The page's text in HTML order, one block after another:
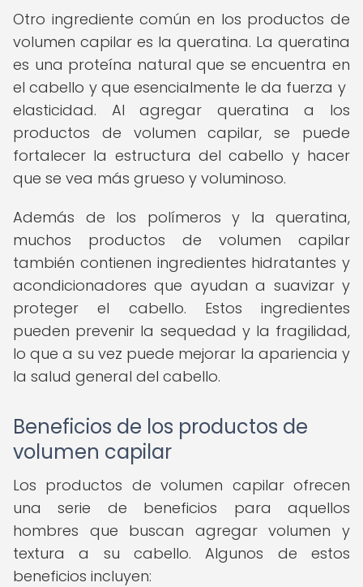
Otro ingrediente común en los productos de
volumen capilar es la queratina. La queratina
es una proteína natural que se encuentra en
el cabello y que esencialmente le da fuerza y ​​
elasticidad. Al agregar queratina a los
productos de volumen capilar, se puede
fortalecer la estructura del cabello y hacer
que se vea más grueso y voluminoso.
Además de los polímeros y la queratina,
muchos productos de volumen capilar
también contienen ingredientes hidratantes y
acondicionadores que ayudan a suavizar y
proteger el cabello. Estos ingredientes
pueden prevenir la sequedad y la fragilidad,
lo que a su vez puede mejorar la apariencia y
la salud general del cabello.
Beneficios de los productos de
volumen capilar
Los productos de volumen capilar ofrecen
una serie de beneficios para aquellos
hombres que buscan agregar volumen y
textura a su cabello. Algunos de estos
beneficios incluyen: